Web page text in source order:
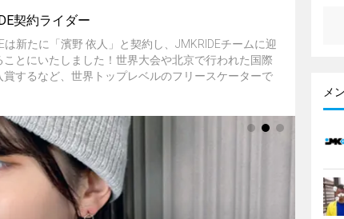
契約ライダー
は新たに「濱野 依人」と契約し、JMKRIDEチームに迎
ことにいたしました！世界大会や北京で行われた国際
賞するなど、世界トップレベルのフリースケーターで
メ